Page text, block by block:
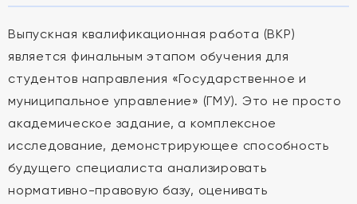
Выпускная квалификационная работа (ВКР)
является финальным этапом обучения для
студентов направления «Государственное и
муниципальное управление» (ГМУ). Это не просто
академическое задание, а комплексное
исследование, демонстрирующее способность
будущего специалиста анализировать
нормативно-правовую базу, оценивать